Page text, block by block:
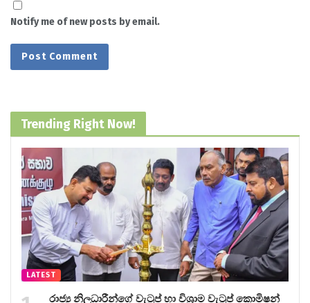
Notify me of new posts by email.
Trending Right Now!
LATEST
රාජ්‍ය නිලධාරීන්ගේ වැටුප් හා විශ්‍රාම වැටුප් කොමිෂන්